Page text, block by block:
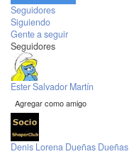
Seguidores
Siguiendo
Gente a seguir
Seguidores
Ester Salvador Martín
Agregar como amigo
Denis Lorena Dueñas Dueñas